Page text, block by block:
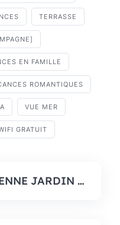
TERRASSE
EN FAMILLE
ROMANTIQUES
VUE MER
GRATUIT
JUNGLE INDIENNE JARDIN PUBLIC